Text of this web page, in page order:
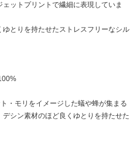
ットプリントで繊細に表現していま
とりを持たせたストレスフリーなシル
・モリをイメージした蟻や蜂が集まる
シン素材のほど良くゆとりを持たせた